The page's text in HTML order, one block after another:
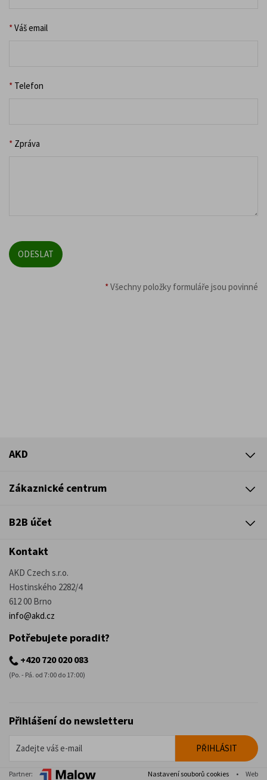
*Váš email
* Telefon
* Zpráva
*Všechny položky formuláře jsou povinné
AKD
Zákaznické centrum
B2B účet
Kontakt
AKD Czech s.r.o.
Hostinského 2282/4
612 00 Brno
info@akd.cz
Potřebujete poradit?
+420 720 020 083
(Po. - Pá. od 7:00 do 17:00)
Přihlášení do newsletteru
Partner: Nastavení souborů cookies • Web